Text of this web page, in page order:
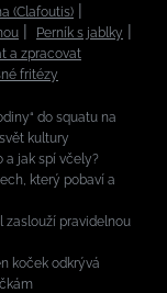
(Clafoutis)
Perník s jablky
a zpracovat
fritézy
do squatu na
kultury
a jak spí včely?
který pobaví a
zaslouží pravidelnou
koček odkrývá